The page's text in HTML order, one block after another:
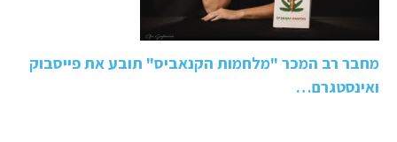
מחבר רב המכר "מלחמות הקנאביס" תובע את פייסבוק
ואינסטגרם…